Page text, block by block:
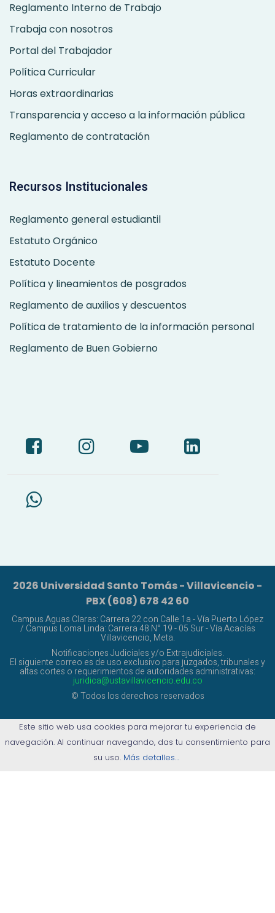
Reglamento Interno de Trabajo
Trabaja con nosotros
Portal del Trabajador
Política Curricular
Horas extraordinarias
Transparencia y acceso a la información pública
Reglamento de contratación
Recursos Institucionales
Reglamento general estudiantil
Estatuto Orgánico
Estatuto Docente
Política y lineamientos de posgrados
Reglamento de auxilios y descuentos
Política de tratamiento de la información personal
Reglamento de Buen Gobierno
2026 Universidad Santo Tomás - Villavicencio -
PBX (608) 678 42 60
Campus Aguas Claras: Carrera 22 con Calle 1a - Vía Puerto López
/ Campus Loma Linda: Carrera 48 N° 19 - 05 Sur - Vía Acacías
Villavicencio, Meta.
Notificaciones Judiciales y/o Extrajudiciales.
El siguiente correo es de uso exclusivo para juzgados, tribunales y
altas cortes o requerimientos de autoridades administrativas:
juridica@ustavillavicencio.edu.co
© Todos los derechos reservados
Este sitio web usa cookies para mejorar tu experiencia de
navegación. Al continuar navegando, das tu consentimiento para
su uso. Más detalles…